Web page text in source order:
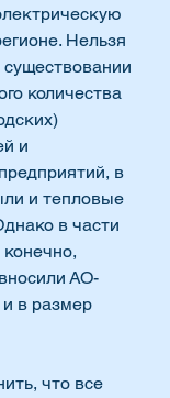
Нельзя
количества
и
в
и тепловые
в части
АО-
и в размер